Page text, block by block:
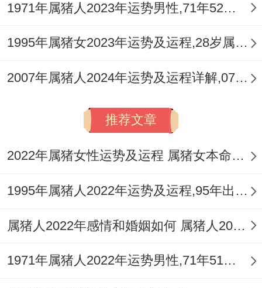
结良缘。祥安阁祝愿凡是属猪的朋友都能在
2025年找到属于自己的幸福归宿、幸福美
1971年属猪人2023年运势男性,71年52岁属猪男2023年每月运程怎么样
1995年属猪女2023年运势及运程,28岁属猪人2023全年每月运势女性如何
2007年属猪人2024年运势及运程详解,07年出生17岁肖猪人在2024全年每月运势完整版
推荐文章
2022年属猪女性运势及运程 属猪女本命年带什么转运
1995年属猪人2022年运势及运程,95年出生的27岁属猪2022年每月运程详解
属猪人2022年感情和婚姻如何 属猪人2022年如何旺桃花
1971年属猪人2022年运势男性,71年51岁属猪男2022年每月运程怎么样